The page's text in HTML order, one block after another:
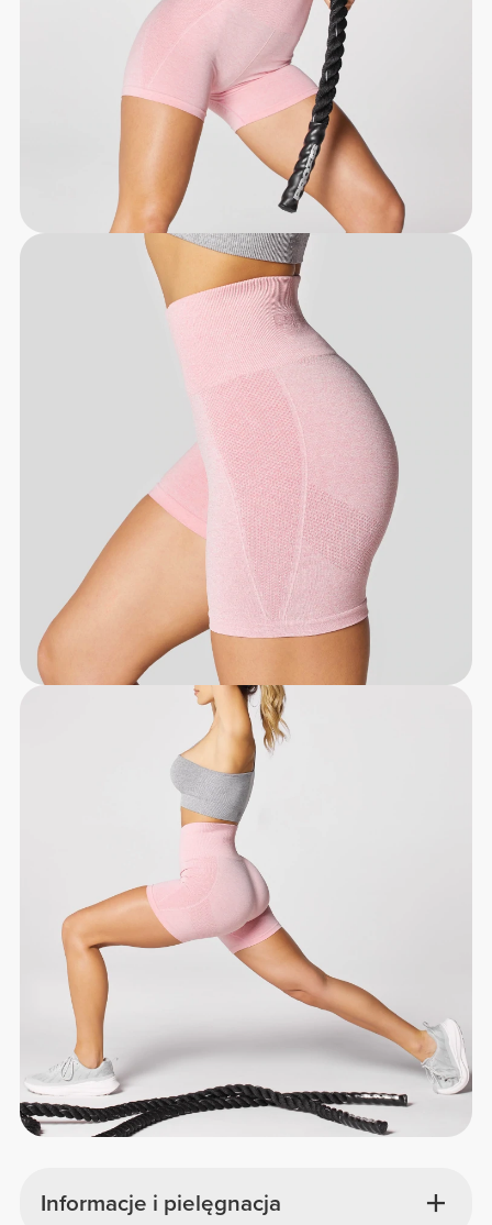
Informacje i pielęgnacja